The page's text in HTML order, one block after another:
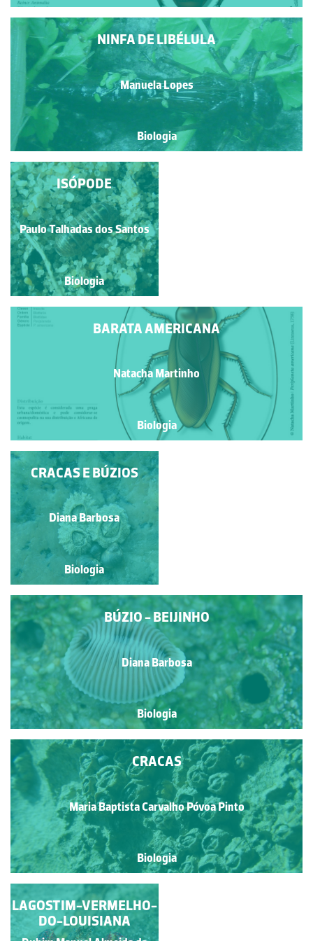
NINFA DE LIBÉLULA
Manuela Lopes
Biologia
CAVALO DO DIABO
Natacha Martinho
Biologia
BARATA AMERICANA
Natacha Martinho
Biologia
ISÓPODE
Paulo Talhadas dos Santos
Biologia
PAGURO
Paulo Talhadas dos Santos
Biologia
CRACAS E BÚZIOS
Diana Barbosa
Biologia
BÚZIO - BEIJINHO
Diana Barbosa
Biologia
CRACAS
Maria Baptista Carvalho Póvoa Pinto
Biologia
ISÓPODE
LAGOSTIM-VERMELHO-
DO-LOUISIANA